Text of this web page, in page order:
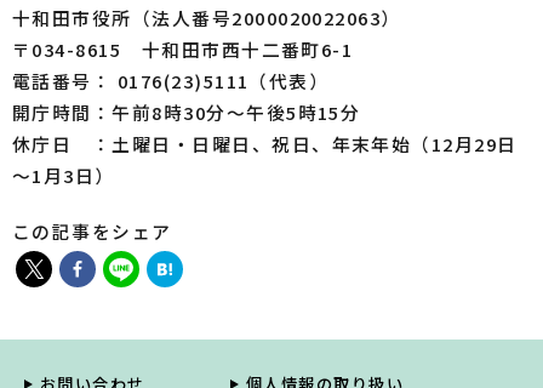
十和田市役所（法人番号2000020022063）
〒034-8615 十和田市西十二番町6-1
電話番号： 0176(23)5111（代表）
開庁時間：午前8時30分～午後5時15分
休庁日 ：土曜日・日曜日、祝日、年末年始（12月29日
～1月3日）
この記事をシェア